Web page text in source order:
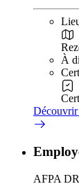
À
Découvrir
AFPA